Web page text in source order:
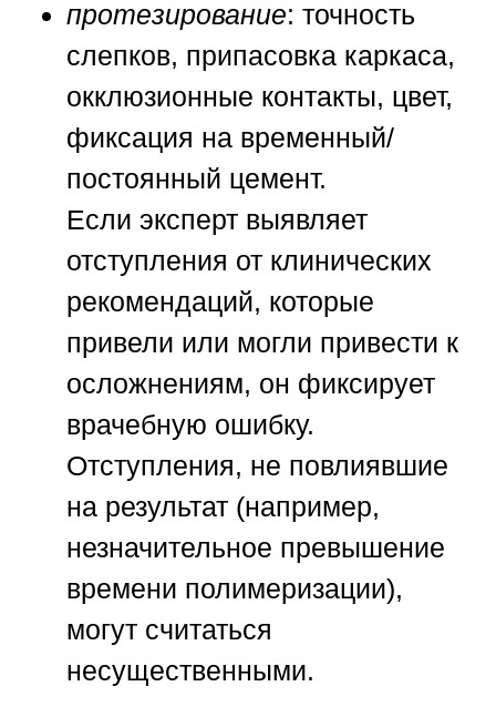
протезирование: точность
слепков, припасовка каркаса,
окклюзионные контакты, цвет,
фиксация на временный/
постоянный цемент.
Если эксперт выявляет
отступления от клинических
рекомендаций, которые
привели или могли привести к
осложнениям, он фиксирует
врачебную ошибку.
Отступления, не повлиявшие
на результат (например,
незначительное превышение
времени полимеризации),
могут считаться
несущественными.